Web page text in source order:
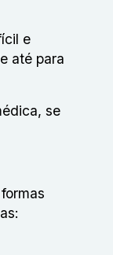
e
até para
se